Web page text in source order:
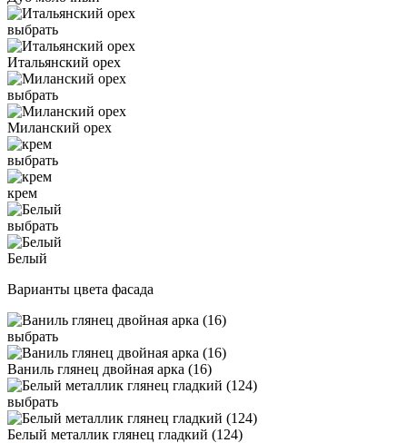
выбрать
Итальянский орех
выбрать
Миланский орех
выбрать
крем
выбрать
Белый
Варианты цвета фасада
выбрать
Ваниль глянец двойная арка (16)
выбрать
Белый металлик глянец гладкий (124)